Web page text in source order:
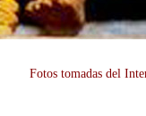
Fotos tomadas del